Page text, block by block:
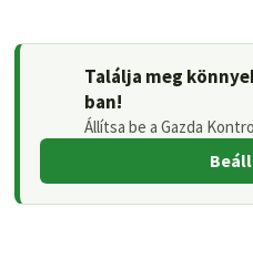
Találja meg
ban!
Állítsa be a Gazda